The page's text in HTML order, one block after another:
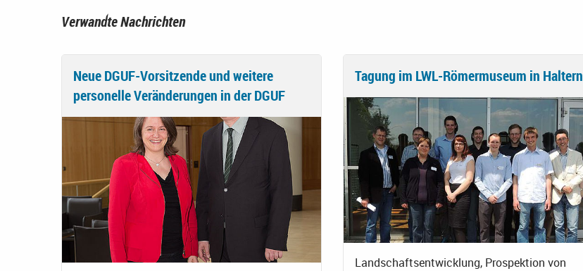
Verwandte Nachrichten
Neue DGUF-Vorsitzende und weitere
personelle Veränderungen in der DGUF
Tagung im LWL-Römermuseum in Haltern
Landschaftsentwicklung, Prospektion von